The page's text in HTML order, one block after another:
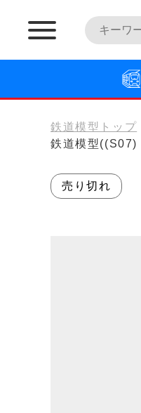
鉄道模型トップ
鉄道模型((S07)
売り切れ